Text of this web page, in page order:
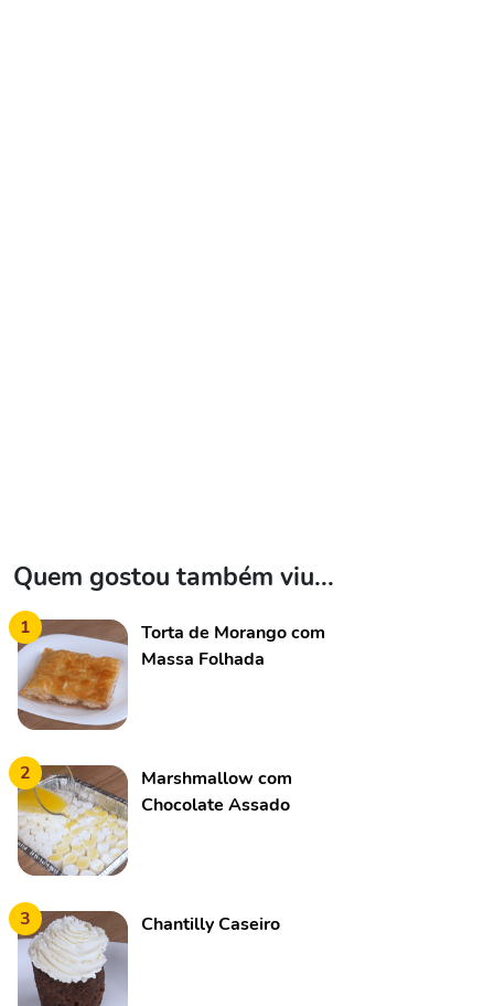
Quem gostou também viu...
1
Torta de Morango com
Massa Folhada
2
Marshmallow com
Chocolate Assado
3 Chantilly Caseiro